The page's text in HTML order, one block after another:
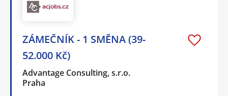
ZÁMEČNÍK - 1 SMĚNA (39-
52.000 Kč)
Advantage Consulting, s.r.o.
Praha